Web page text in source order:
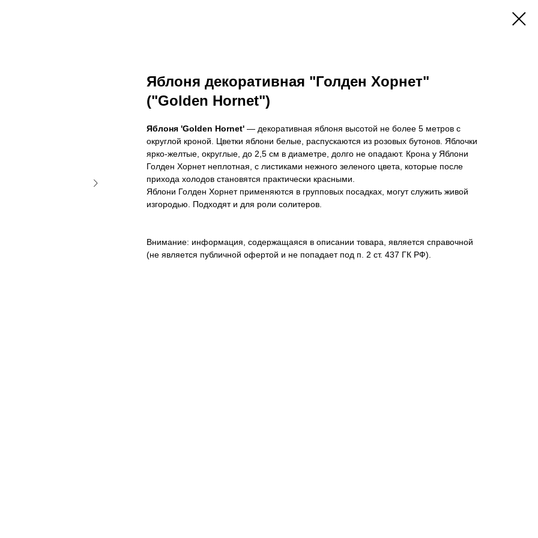
Яблоня декоративная "Голден Хорнет"
("Golden Hornet")
Яблоня 'Golden Hornet' — декоративная яблоня высотой не более 5 метров с
округлой кроной. Цветки яблони белые, распускаются из розовых бутонов. Яблочки
ярко-желтые, округлые, до 2,5 см в диаметре, долго не опадают. Крона у Яблони
Голден Хорнет неплотная, с листиками нежного зеленого цвета, которые после
прихода холодов становятся практически красными.
Яблони Голден Хорнет применяются в групповых посадках, могут служить живой
изгородью. Подходят и для роли солитеров.
Внимание: информация, содержащаяся в описании товара, является справочной
(не является публичной офертой и не попадает под п. 2 ст. 437 ГК РФ).